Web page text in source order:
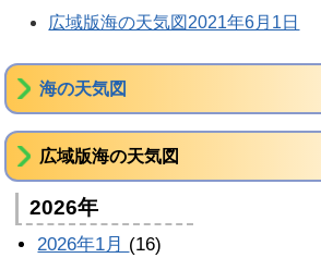
広域版海の天気図2021年6月1日
海の天気図
広域版海の天気図
2026年
2026年1月 (16)